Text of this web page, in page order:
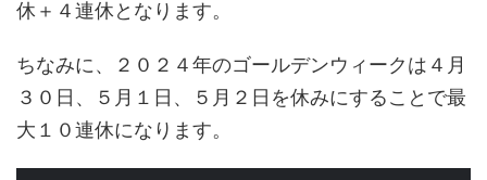
休＋４連休となります。
ちなみに、２０２４年のゴールデンウィークは４月
３０日、５月１日、５月２日を休みにすることで最
大１０連休になります。